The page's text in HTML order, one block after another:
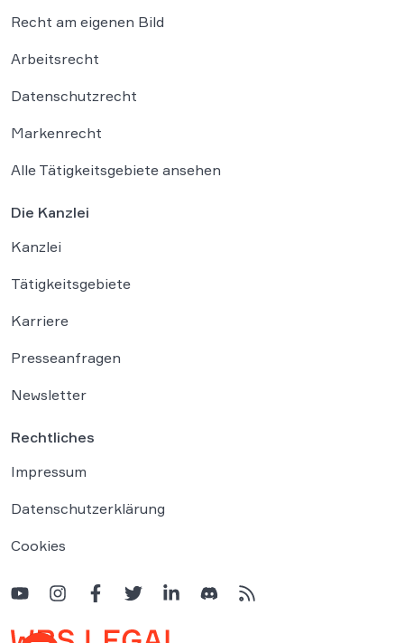
Recht am eigenen Bild
Arbeitsrecht
Datenschutzrecht
Markenrecht
Alle Tätigkeitsgebiete ansehen
Die Kanzlei
Kanzlei
Tätigkeitsgebiete
Karriere
Presseanfragen
Newsletter
Rechtliches
Impressum
Datenschutzerklärung
Cookies